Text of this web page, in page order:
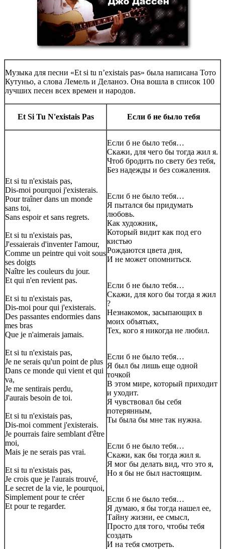
Музыка для песни «Et si tu n’existais pas» была написана Тото
Кутуньо, а слова Лемель и Деланоэ. Она вошла в список 100
лучших песен всех времен и народов.
Et Si Tu N'existais Pas Если б не было тебя
Et si tu n'existais pas,
Dis-moi pourquoi j'existerais.
Pour traîner dans un monde
sans toi,
Sans espoir et sans regrets.
Et si tu n'existais pas,
J'essaierais d'inventer l'amour,
Comme un peintre qui voit sous
ses doigts
Naître les couleurs du jour.
Et qui n'en revient pas.
Et si tu n'existais pas,
Dis-moi pour qui j'existerais.
Des passantes endormies dans
mes bras
Que je n'aimerais jamais.
Et si tu n'existais pas,
Je ne serais qu'un point de plus
Dans ce monde qui vient et qui
va,
Je me sentirais perdu,
J'aurais besoin de toi.
Et si tu n'existais pas,
Dis-moi comment j'existerais.
Je pourrais faire semblant d'être
moi,
Mais je ne serais pas vrai.
Et si tu n'existais pas,
Je crois que je l'aurais trouvé,
Le secret de la vie, le pourquoi,
Simplement pour te créer
Et pour te regarder.
Если б не было тебя…
Скажи, для чего бы тогда жил я.
Чтоб бродить по свету без тебя,
Без надежды и без сожаления.
Если б не было тебя…
Я пытался бы придумать
любовь.
Как художник,
Который видит как под его
кистью
Рождаются цвета дня,
И не может опомниться.
Если б не было тебя…
Скажи, для кого бы тогда я жил
?
Незнакомок, засыпающих в
моих объятьях,
Тех, кого я никогда не любил.
Если б не было тебя…
Я был бы лишь еще одной
точкой
В этом мире, который приходит
и уходит.
Я чувствовал бы себя
потерянным,
Ты была бы мне так нужна.
Если б не было тебя…
Скажи, как бы тогда жил я.
Я мог бы делать вид, что это я,
Но я бы не был настоящим.
Если б не было тебя…
Я думаю, я бы тогда нашел ее,
Тайну жизни, ее смысл,
Просто для того, чтобы тебя
создать
И на тебя смотреть.